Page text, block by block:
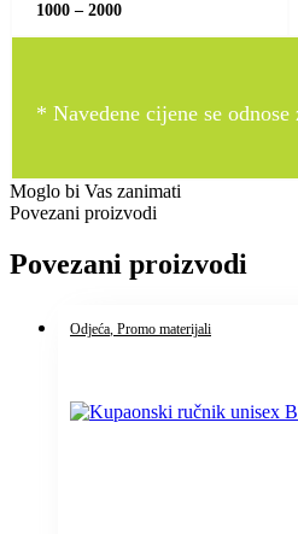
1000 – 2000
* Navedene cijene se
Moglo bi Vas zanimati
Povezani proizvodi
Povezani proizvodi
Odjeća, Promo materijali